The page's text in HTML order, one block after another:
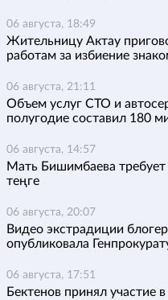
06 августа, 18:49
Жительницу Актау
работам за избиение
06 августа, 21:11
Объем услуг СТО и
полугодие составил 180
06 августа, 14:57
Мать Бишимбаева
теңге
06 августа, 20:07
Видео экстрадиции
опубликовала
06 августа, 17:51
Бектенов принял участие